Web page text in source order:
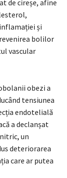
de cireșe, afine
și
bolilor
vascular
obezi a
tensiunea
endotelială
a declanșat
un
deteriorarea
care ar putea